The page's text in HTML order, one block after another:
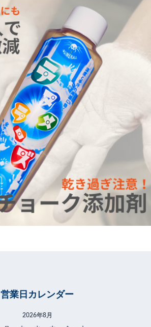
営業日カレンダー
2026年8月